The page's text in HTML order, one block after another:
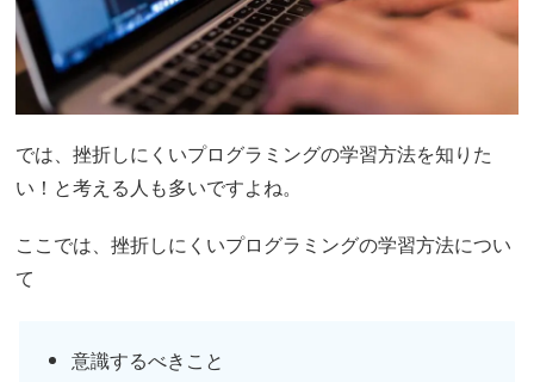
では、挫折しにくいプログラミングの学習方法を知りた
い！と考える人も多いですよね。
ここでは、挫折しにくいプログラミングの学習方法につい
て
意識するべきこと